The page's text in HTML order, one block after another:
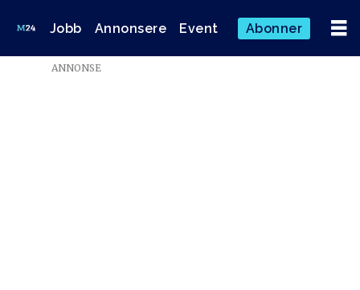
Jobb Annonsere Event Abonner
ANNONSE